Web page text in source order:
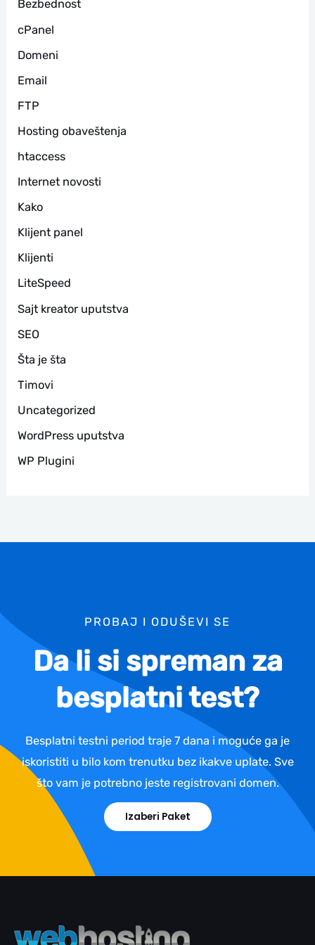
аBezbednost
cPanel
Domeni
Email
FTP
Hosting obaveštenja
htaccess
Internet novosti
Kako
Klijent panel
Klijenti
LiteSpeed
Sajt kreator uputstva
SEO
Šta je šta
Timovi
Uncategorized
WordPress uputstva
WP Plugini
PROBAJ I ODUŠEVI SE
Da li si spreman za
besplatni test?
Besplatni testni period traje 7 dana i moguće ga je
iskoristiti u bilo kom trenutku bez ikakve uplate. Sve
što vam je potrebno jeste registrovani domen.
Izaberi Paket